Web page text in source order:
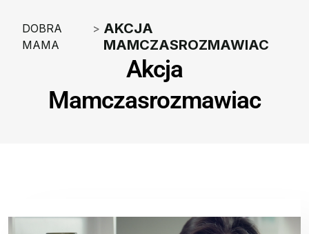
DOBRA
MAMA
> AKCJA
MAMCZASROZMAWIAC
Akcja
Mamczasrozmawiac